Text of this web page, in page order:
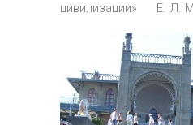
цивилизации» Е. Л.